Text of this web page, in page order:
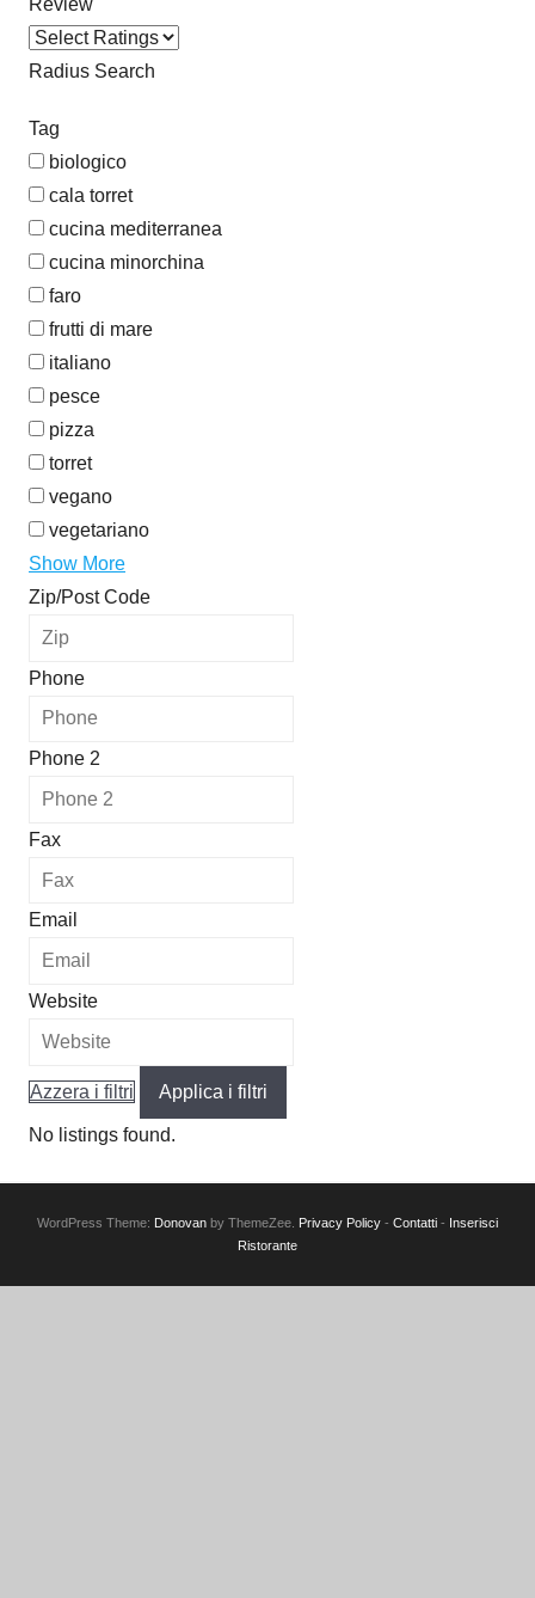
Review
Radius Search
Tag
biologico
cala torret
cucina mediterranea
cucina minorchina
faro
frutti di mare
italiano
pesce
pizza
torret
vegano
vegetariano
Show More
Zip/Post Code
Phone
Phone 2
Fax
Email
Website
Azzera i filtri Applica i filtri
No listings found.
WordPress Theme: Donovan by ThemeZee. Privacy Policy - Contatti - Inserisci
Ristorante